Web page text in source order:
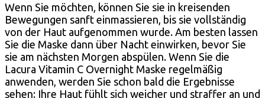
Wenn Sie möchten, können Sie sie in kreisenden
Bewegungen sanft einmassieren, bis sie vollständig
von der Haut aufgenommen wurde. Am besten lassen
Sie die Maske dann über Nacht einwirken, bevor Sie
sie am nächsten Morgen abspülen. Wenn Sie die
Lacura Vitamin C Overnight Maske regelmäßig
anwenden, werden Sie schon bald die Ergebnisse
sehen: Ihre Haut fühlt sich weicher und straffer an und